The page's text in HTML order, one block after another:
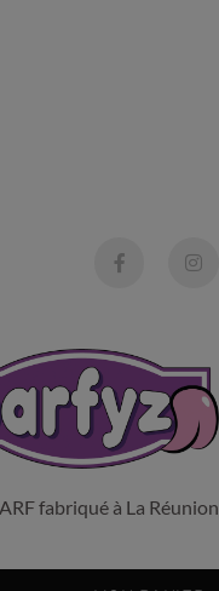
fabriqué à La Réunion